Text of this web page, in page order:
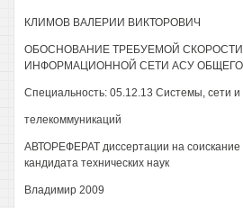
КЛИМОВ ВАЛЕРИИ ВИКТОРОВИЧ
ОБОСНОВАНИЕ ТРЕБУЕМОЙ СКОРОСТИ
ИНФОРМАЦИОННОЙ СЕТИ АСУ
Специальность: 05.12.13 Системы, сети и
телекоммуникаций
АВТОРЕФЕРАТ диссертации на соискание
кандидата технических наук
Владимир 2009